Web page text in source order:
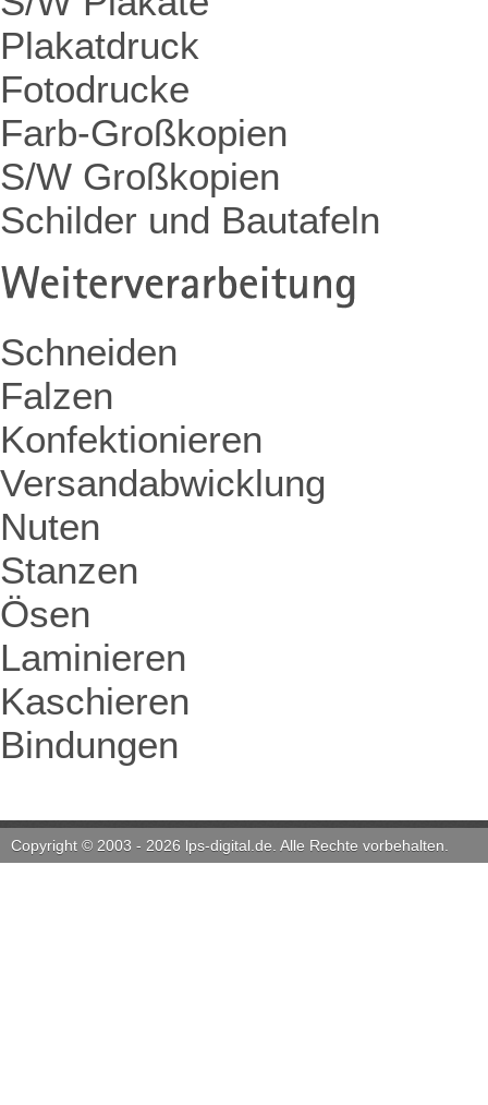
Plakatdruck
Fotodrucke
Farb-Großkopien
S/W Großkopien
Schilder und Bautafeln
Schneiden
Falzen
Konfektionieren
Versandabwicklung
Nuten
Stanzen
Ösen
Laminieren
Kaschieren
Bindungen
Copyright © 2003 - 2026 lps-digital.de. Alle Rechte vorbehalten.